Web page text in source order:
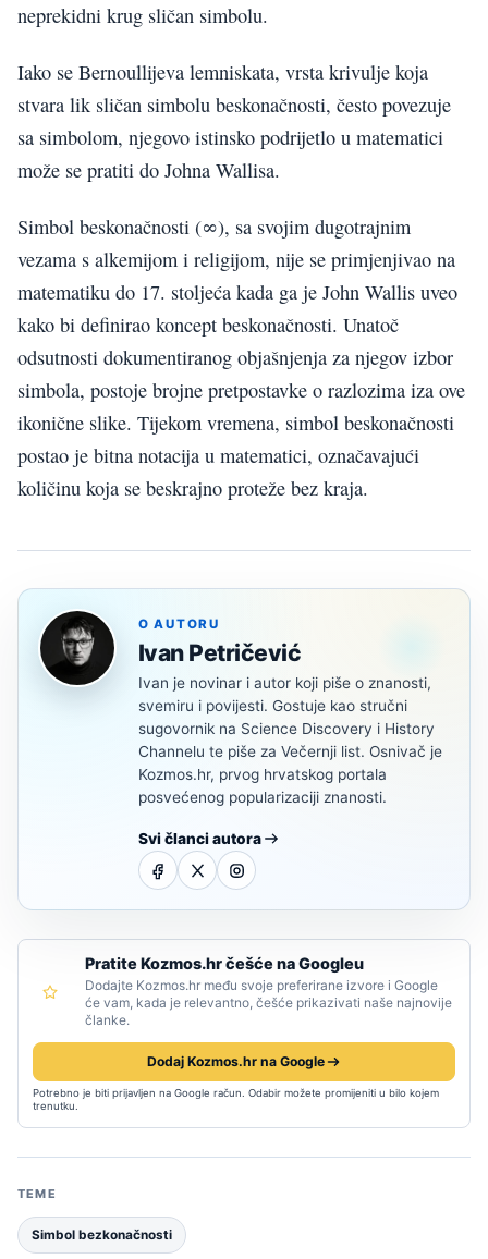
neprekidni krug sličan simbolu.
Iako se Bernoullijeva lemniskata, vrsta krivulje koja
stvara lik sličan simbolu beskonačnosti, često povezuje
sa simbolom, njegovo istinsko podrijetlo u matematici
može se pratiti do Johna Wallisa.
Simbol beskonačnosti (∞), sa svojim dugotrajnim
vezama s alkemijom i religijom, nije se primjenjivao na
matematiku do 17. stoljeća kada ga je John Wallis uveo
kako bi definirao koncept beskonačnosti. Unatoč
odsutnosti dokumentiranog objašnjenja za njegov izbor
simbola, postoje brojne pretpostavke o razlozima iza ove
ikonične slike. Tijekom vremena, simbol beskonačnosti
postao je bitna notacija u matematici, označavajući
količinu koja se beskrajno proteže bez kraja.
O AUTORU
Ivan Petričević
Ivan je novinar i autor koji piše o znanosti,
svemiru i povijesti. Gostuje kao stručni
sugovornik na Science Discovery i History
Channelu te piše za Večernji list. Osnivač je
Kozmos.hr, prvog hrvatskog portala
posvećenog popularizaciji znanosti.
Svi članci autora
Pratite Kozmos.hr češće na Googleu
Dodajte Kozmos.hr među svoje preferirane izvore i Google
će vam, kada je relevantno, češće prikazivati naše najnovije
članke.
Dodaj Kozmos.hr na Google
Potrebno je biti prijavljen na Google račun. Odabir možete promijeniti u bilo kojem
trenutku.
TEME
Simbol bezkonačnosti